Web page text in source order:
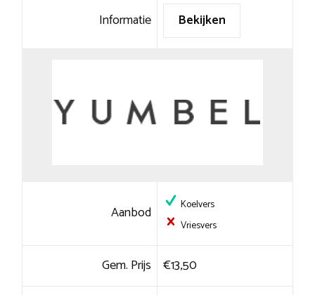
Informatie Bekijken
Aanbod
Koelvers
Vriesvers
Gem. Prijs €13,50